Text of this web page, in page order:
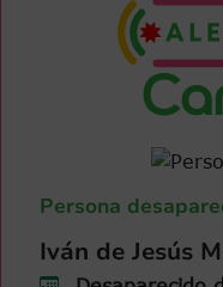
Persona
Iván de Jesús